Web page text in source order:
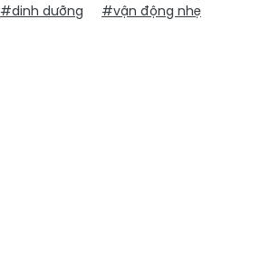
#dinh dưỡng #vận động nhẹ